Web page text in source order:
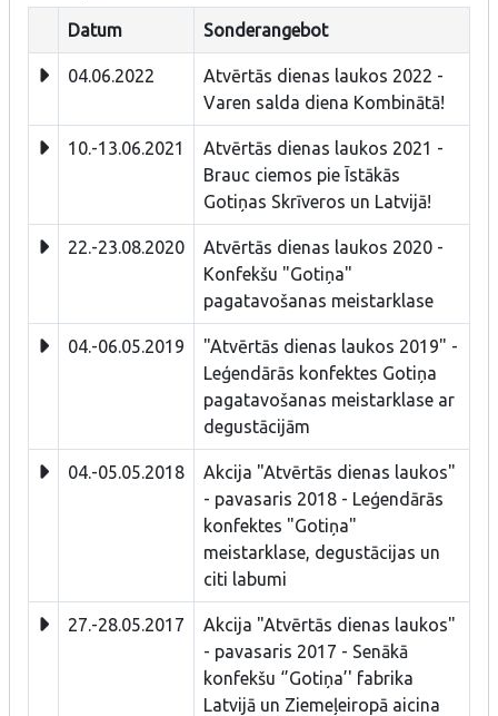
Datum Sonderangebot
04.06.2022
Atvērtās dienas laukos 2022 -
Varen salda diena Kombinātā!
10.-13.06.2021
Atvērtās dienas laukos 2021 -
Brauc ciemos pie Īstākās
Gotiņas Skrīveros un Latvijā!
22.-23.08.2020
Atvērtās dienas laukos 2020 -
Konfekšu "Gotiņa"
pagatavošanas meistarklase
04.-06.05.2019
"Atvērtās dienas laukos 2019" -
Leģendārās konfektes Gotiņa
pagatavošanas meistarklase ar
degustācijām
04.-05.05.2018
Akcija "Atvērtās dienas laukos"
- pavasaris 2018 - Leģendārās
konfektes "Gotiņa"
meistarklase, degustācijas un
citi labumi
27.-28.05.2017
Akcija "Atvērtās dienas laukos"
- pavasaris 2017 - Senākā
konfekšu ‘’Gotiņa’' fabrika
Latvijā un Ziemeļeiropā aicina